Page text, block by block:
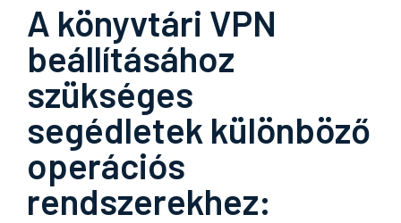
A könyvtári VPN
beállításához
szükséges
segédletek különböző
operációs
rendszerekhez: